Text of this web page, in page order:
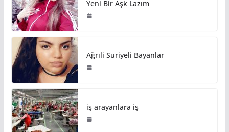
Yeni Bir Aşk Lazım
Ağrıli Suriyeli Bayanlar
iş arayanlara iş